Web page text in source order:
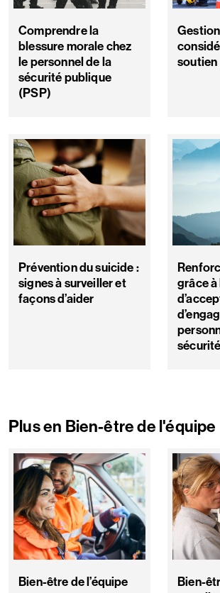
Comprendre la
blessure morale chez
le personnel de la
sécurité publique
(PSP)
soutien
Prévention du suicide :
signes à surveiller et
façons d’aider
grâce
Plus en Bien-être de l'équipe
Bien-être de l’équipe
Bien-